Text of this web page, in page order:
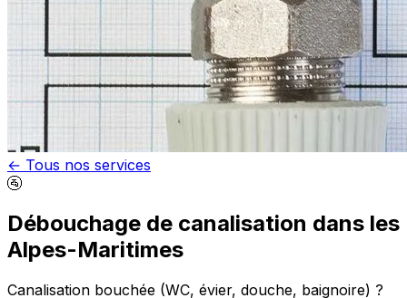
← Tous nos services
🚰
Débouchage de canalisation dans les
Alpes-Maritimes
Canalisation bouchée (WC, évier, douche, baignoire) ?